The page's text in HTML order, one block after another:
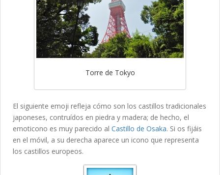
Torre de Tokyo
El siguiente emoji refleja cómo son los castillos tradicionales
japoneses, contruídos en piedra y madera; de hecho, el
emoticono es muy parecido al Castillo de Osaka. Si os fijáis
en el móvil, a su derecha aparece un icono que representa
los castillos europeos.